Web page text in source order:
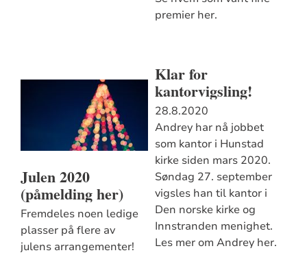
premier her.
Julen 2020
(påmelding her)
Fremdeles noen ledige
plasser på flere av
julens arrangementer!
Klar for
kantorvigsling!
28.8.2020
Andrey har nå jobbet
som kantor i Hunstad
kirke siden mars 2020.
Søndag 27. september
vigsles han til kantor i
Den norske kirke og
Innstranden menighet.
Les mer om Andrey her.